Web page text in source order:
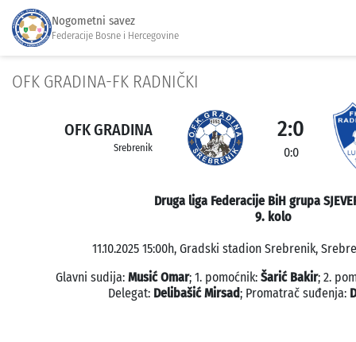
Nogometni savez
Federacije Bosne i Hercegovine
OFK GRADINA-FK RADNIČKI
OFK GRADINA
Srebrenik
2:0
0:0
Druga liga Federacije BiH grupa
9. kolo
11.10.2025 15:00h, Gradski stadion Srebrenik,
Glavni sudija: Musić Omar; 1. pomoćnik: Šarić Bakir; 2.
Delegat: Delibašić Mirsad; Promatrač suđenja: